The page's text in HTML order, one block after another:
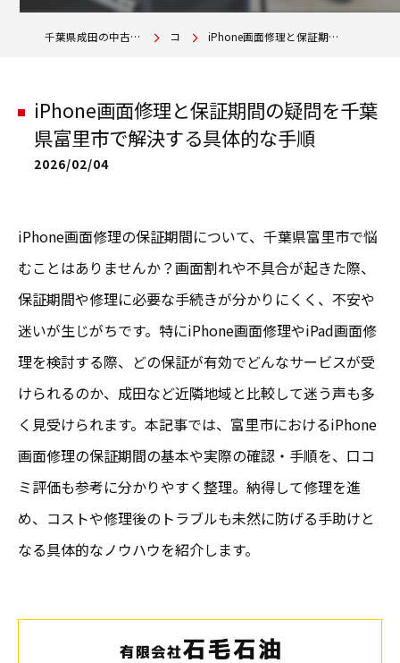
千葉県成田の中古車は有限会社石毛石油 成田大清水SS コラム iPhone画面修理と保証期間の疑問を千葉県富里市で解決する具体的な手順
iPhone画面修理と保証期間の疑問を千葉
県富里市で解決する具体的な手順
2026/02/04
iPhone画面修理の保証期間について、千葉県富里市で悩
むことはありませんか？画面割れや不具合が起きた際、
保証期間や修理に必要な手続きが分かりにくく、不安や
迷いが生じがちです。特にiPhone画面修理やiPad画面修
理を検討する際、どの保証が有効でどんなサービスが受
けられるのか、成田など近隣地域と比較して迷う声も多
く見受けられます。本記事では、富里市におけるiPhone
画面修理の保証期間の基本や実際の確認・手順を、口コ
ミ評価も参考に分かりやすく整理。納得して修理を進
め、コストや修理後のトラブルも未然に防げる手助けと
なる具体的なノウハウを紹介します。